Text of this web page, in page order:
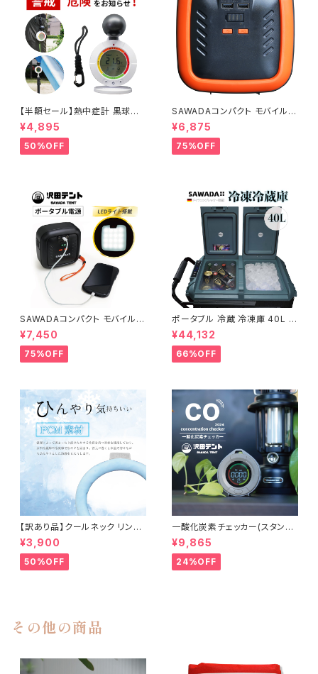
【半額セール】熱中症計 黒球式
屋外 屋内 置き型 持ち運び 熱
中症 予防 対策 暑さ指数 指数
計 測定 計測 黒球式熱中症指数
計 WGBT JIS B7922 準拠品
¥4,895
50%OFF
SAWADAコンパクト モバイル
バッテリー（オレンジ）AC電圧11
0V
¥6,875
75%OFF
SAWADAコンパクト モバイル
バッテリー LEDライト付き（ブラ
ック）AC電圧 100V
¥7,450
75%OFF
ポータブル 冷蔵 冷凍庫 40L 熱
中症 対策 車載 2室 2層 独立
大容量 セカンド 小型冷蔵庫 静
音 キャンプ アウトドア 車中泊
¥44,132
66%OFF
【訳あり品】クールネック リング
まとめ買い 10個 熱中症対策 ひ
んやりグッズ 白 ホワイト
¥3,900
50%OFF
一酸化炭素チェッカー(スタンダ
ードモデル)
¥9,865
24%OFF
その他の商品